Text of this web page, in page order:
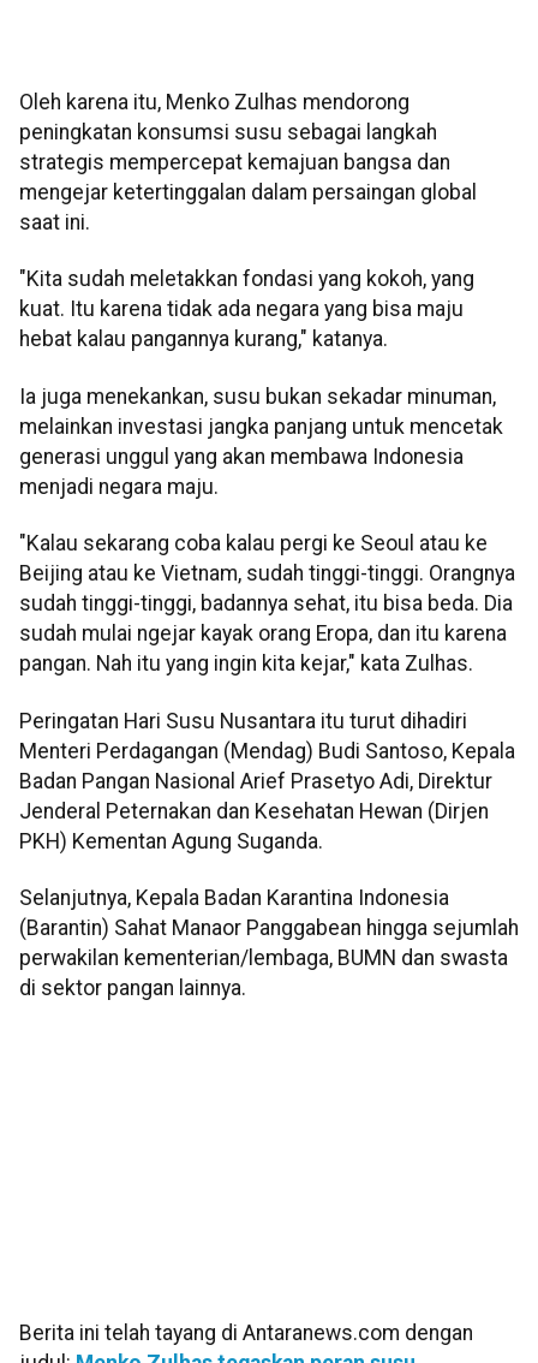
Oleh karena itu, Menko Zulhas mendorong
peningkatan konsumsi susu sebagai langkah
strategis mempercepat kemajuan bangsa dan
mengejar ketertinggalan dalam persaingan global
saat ini.
"Kita sudah meletakkan fondasi yang kokoh, yang
kuat. Itu karena tidak ada negara yang bisa maju
hebat kalau pangannya kurang," katanya.
Ia juga menekankan, susu bukan sekadar minuman,
melainkan investasi jangka panjang untuk mencetak
generasi unggul yang akan membawa Indonesia
menjadi negara maju.
"Kalau sekarang coba kalau pergi ke Seoul atau ke
Beijing atau ke Vietnam, sudah tinggi-tinggi. Orangnya
sudah tinggi-tinggi, badannya sehat, itu bisa beda. Dia
sudah mulai ngejar kayak orang Eropa, dan itu karena
pangan. Nah itu yang ingin kita kejar," kata Zulhas.
Peringatan Hari Susu Nusantara itu turut dihadiri
Menteri Perdagangan (Mendag) Budi Santoso, Kepala
Badan Pangan Nasional Arief Prasetyo Adi, Direktur
Jenderal Peternakan dan Kesehatan Hewan (Dirjen
PKH) Kementan Agung Suganda.
Selanjutnya, Kepala Badan Karantina Indonesia
(Barantin) Sahat Manaor Panggabean hingga sejumlah
perwakilan kementerian/lembaga, BUMN dan swasta
di sektor pangan lainnya.
Berita ini telah tayang di Antaranews.com dengan